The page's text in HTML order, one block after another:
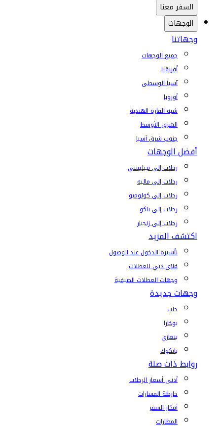
السفر معنا
الوجهات
وجهاتنا
جميع الوجهات
أفريقيا
آسيا الوسطى
أوروبا
شبه القارة الهندية
الشرق الأوسط
جنوب شرق آسيا
أفضل الوجهات
رحلات إلى تبيليسي
رحلات إلى ماليه
رحلات إلى كولومبو
رحلات إلى باكو
رحلات إلى زنجبار
اكتشف المزيد
تأشيرة الدخول عند الوصول
فلاي دبي للعطلات
وجهات العطلات الصيفية
وجهات جديدة
حلب
بوخارا
بنغازي
بانكوك
روابط ذات صلة
أدنى أسعار الرحلات
خارطة المسارات
أفكار السفر
المطارات